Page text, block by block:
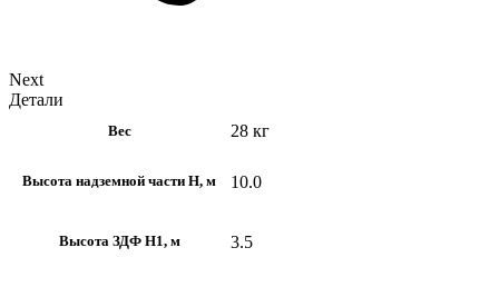
Next
Детали
Вес 28 кг
Высота надземной части H, м 10.0
Высота ЗДФ Н1, м 3.5